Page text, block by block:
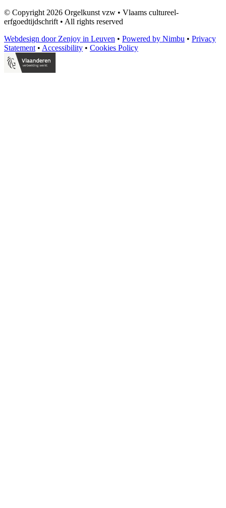
© Copyright 2026 Orgelkunst vzw • Vlaams cultureel-
erfgoedtijdschrift • All rights reserved
Webdesign door Zenjoy in Leuven • Powered by Nimbu • Privacy
Statement • Accessibility • Cookies Policy